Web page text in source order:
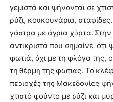
γεμιστά και ψήνονται σε
ρύζι, κουκουνάρια,
γάστρα με άγρια χόρτα.
αντικριστά που σημαίνει
φωτιά, όχι με τη φλόγα της,
τη θέρμη της φωτιάς. Το
περιοχές της Μακεδονίας
χτιστό φούντο με ρύζι και